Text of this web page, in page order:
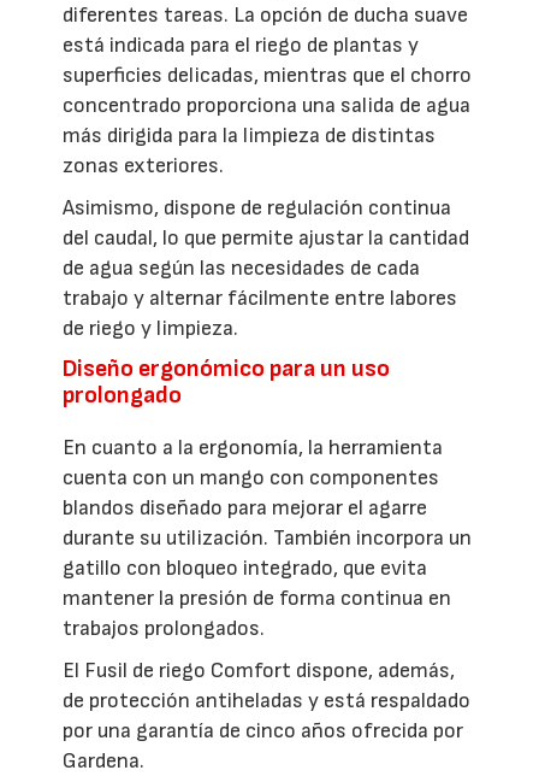
diferentes tareas. La opción de ducha suave
está indicada para el riego de plantas y
superficies delicadas, mientras que el chorro
concentrado proporciona una salida de agua
más dirigida para la limpieza de distintas
zonas exteriores.
Asimismo, dispone de regulación continua
del caudal, lo que permite ajustar la cantidad
de agua según las necesidades de cada
trabajo y alternar fácilmente entre labores
de riego y limpieza.
Diseño ergonómico para un uso
prolongado
En cuanto a la ergonomía, la herramienta
cuenta con un mango con componentes
blandos diseñado para mejorar el agarre
durante su utilización. También incorpora un
gatillo con bloqueo integrado, que evita
mantener la presión de forma continua en
trabajos prolongados.
El Fusil de riego Comfort dispone, además,
de protección antiheladas y está respaldado
por una garantía de cinco años ofrecida por
Gardena.